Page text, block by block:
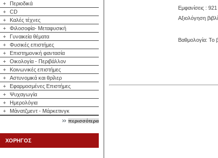
+
Περιοδικά
+
CD
+
Καλές τέχνες
+
Φιλοσοφία- Μεταφυσική
+
Γυναικεία θέματα
+
Φυσικές επιστήμες
+
Επιστημονική φαντασία
+
Οικολογία - Περιβάλλον
+
Κοινωνικές επιστήμες
+
Αστυνομικά και θρίλερ
+
Εφαρμοσμένες Επιστήμες
+
Ψυχαγωγία
+
Ημερολόγια
+
Μάνατζμεντ - Μάρκετινγκ
περισσότερα
ΧΟΡΗΓΟΣ
Εμφανίσεις : 921
Αξιολόγηση
Βαθμολογία: Το